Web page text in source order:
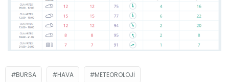
BURSA HAVA METEOROLOJI